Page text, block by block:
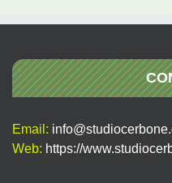
Email:
Web: https://